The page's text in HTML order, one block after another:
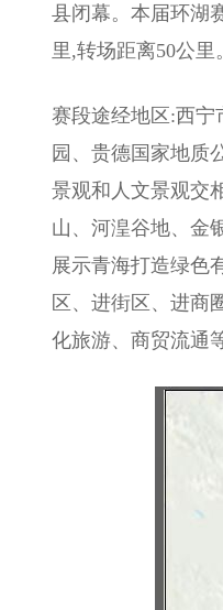
县闭幕。本届环湖
里,转场距离50公里
赛段途经地区:西宁
园、贵德国家地质
景观和人文景观交
山、河湟谷地、金
展示青海打造绿色
区、进街区、进商
化旅游、商贸流通